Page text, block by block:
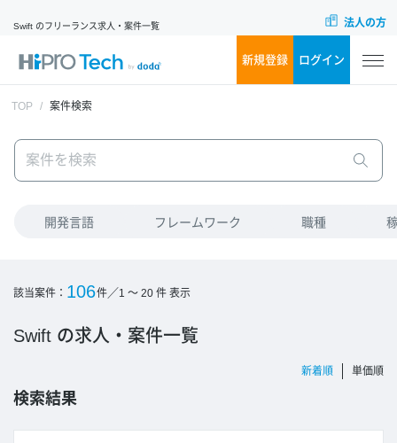
Swift のフリーランス求人・案件一覧 法人の方
新規登録 ログイン
TOP 案件検索
開発言語 フレームワーク 職種
該当案件： 106件／1 ～ 20 件 表示
Swift の求人・案件一覧
新着順 単価順
検索結果